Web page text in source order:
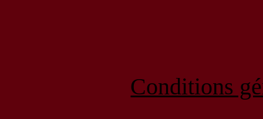
Conditions